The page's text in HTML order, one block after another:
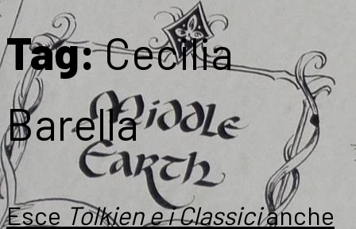
Tag:Cecilia
Barella
Esce Tolkien e i Classicianche